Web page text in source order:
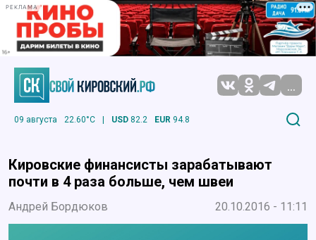
РЕКЛАМА
...
09 августа 22.60°C | USD 82.2 EUR 94.8
Кировские финансисты зарабатывают
почти в 4 раза больше, чем швеи
Андрей Бордюков 20.10.2016 - 11:11